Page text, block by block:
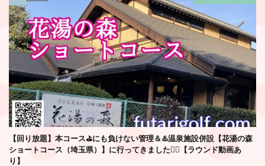
【回り放題】本コース⛳️にも負けない管理＆♨️温泉施設併設【花湯の森
ショートコース（埼玉県）】に行ってきました🏌️‍♂️【ラウンド動画あ
り】